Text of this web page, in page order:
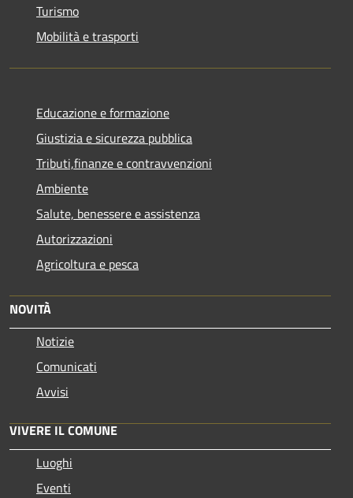
Turismo
Mobilità e trasporti
Educazione e formazione
Giustizia e sicurezza pubblica
Tributi,finanze e contravvenzioni
Ambiente
Salute, benessere e assistenza
Autorizzazioni
Agricoltura e pesca
NOVITÀ
Notizie
Comunicati
Avvisi
VIVERE IL COMUNE
Luoghi
Eventi